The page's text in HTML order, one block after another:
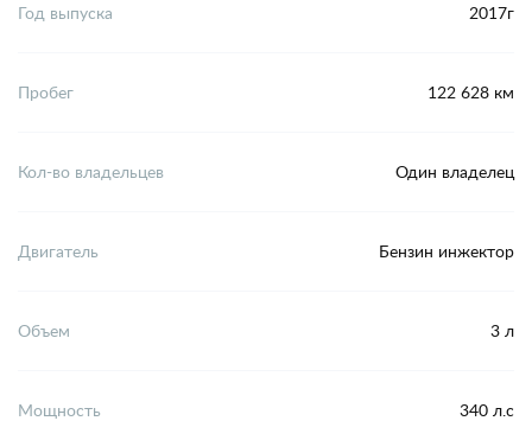
Год выпуска 2017г
Пробег 122 628 км
Кол-во владельцев Один владелец
Двигатель Бензин инжектор
Объем 3 л
Мощность 340 л.с